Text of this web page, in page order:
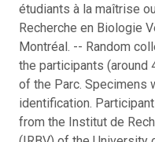
étudiants à la maîtrise
Recherche en Biologie
Montréal. -- Random
the participants (around
of the Parc. Specimens
identification.
from the Institut de